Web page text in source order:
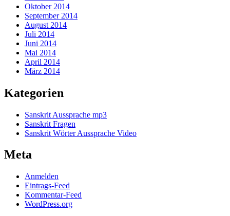
Oktober 2014
September 2014
August 2014
Juli 2014
Juni 2014
Mai 2014
April 2014
März 2014
Kategorien
Sanskrit Aussprache mp3
Sanskrit Fragen
Sanskrit Wörter Aussprache Video
Meta
Anmelden
Eintrags-Feed
Kommentar-Feed
WordPress.org